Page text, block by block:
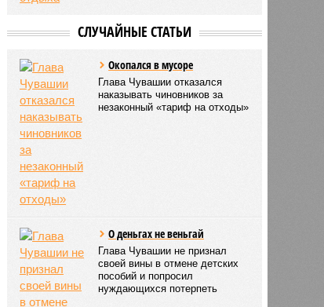
СЛУЧАЙНЫЕ СТАТЬИ
Окопался в мусоре
Глава Чувашии отказался
наказывать чиновников за
незаконный «тариф на отходы»
О деньгах не веньгай
Глава Чувашии не признал
своей вины в отмене детских
пособий и попросил
нуждающихся потерпеть